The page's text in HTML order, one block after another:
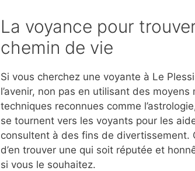
La voyance pour
chemin de vie
Si vous cherchez une voyante à Le
l’avenir, non pas en utilisant des
techniques reconnues comme
se tournent vers les voyants pour les
consultent à des fins de divertissement.
d’en trouver une qui soit réputée et
si vous le souhaitez.